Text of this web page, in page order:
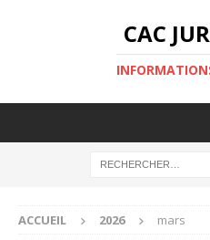
CAC
ACCUEIL 2026 mars